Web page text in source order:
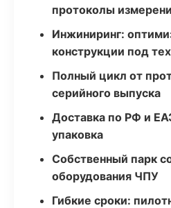
протоколы
Инжиниринг:
конструкции под
Полный цикл от
серийного выпуска
Доставка по РФ и
упаковка
Собственный парк
оборудования ЧПУ
Гибкие сроки: